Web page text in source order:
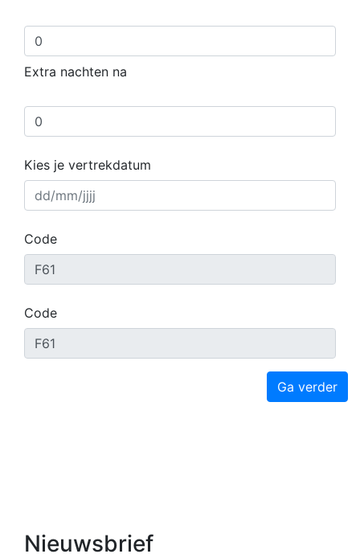
Extra nachten na
Kies je vertrekdatum
Code
Code
Ga verder
Nieuwsbrief